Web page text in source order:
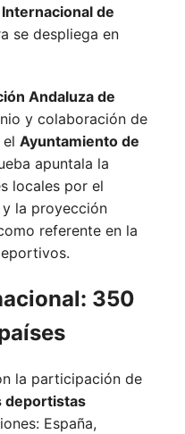
de
se despliega en
Andaluza de
y colaboración de
Ayuntamiento de
apuntala la
locales por el
la proyección
referente en la
350
la participación de
deportistas
España,